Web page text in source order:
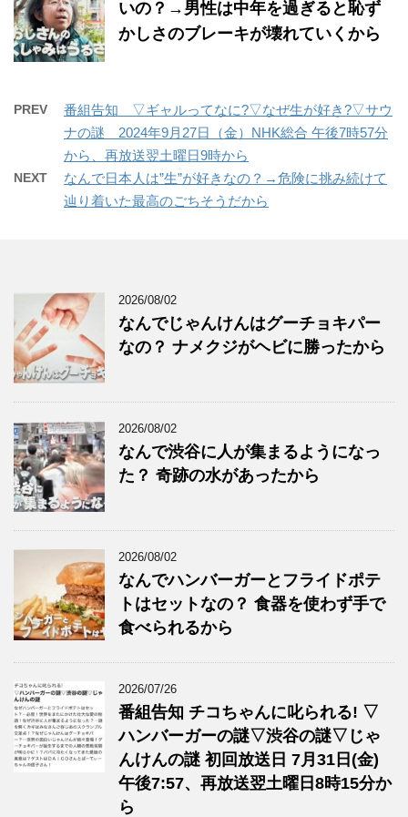
いの？→男性は中年を過ぎると恥ず
かしさのブレーキが壊れていくから
PREV
番組告知 ▽ギャルってなに?▽なぜ生が好き?▽サウ
ナの謎 2024年9月27日（金）NHK総合 午後7時57分
から、再放送翌土曜日9時から
NEXT
なんで日本人は”生”が好きなの？→危険に挑み続けて
辿り着いた最高のごちそうだから
2026/08/02
なんでじゃんけんはグーチョキパー
なの？ ナメクジがヘビに勝ったから
2026/08/02
なんで渋谷に人が集まるようになっ
た？ 奇跡の水があったから
2026/08/02
なんでハンバーガーとフライドポテ
トはセットなの？ 食器を使わず手で
食べられるから
2026/07/26
番組告知 チコちゃんに叱られる! ▽
ハンバーガーの謎▽渋谷の謎▽じゃ
んけんの謎 初回放送日 7月31日(金)
午後7:57、再放送翌土曜日8時15分か
ら